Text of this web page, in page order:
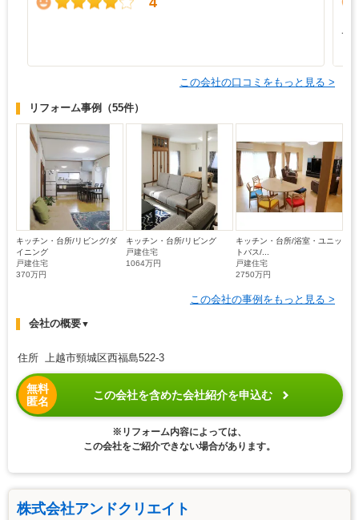
て
この会社の口コミをもっと見る >
リフォーム事例 （55件）
キッチン・台所/リビング/ダ
イニング
戸建住宅
370万円
キッチン・台所/リビング
戸建住宅
1064万円
キッチン・台所/浴室・ユニッ
トバス/...
戸建住宅
2750万円
この会社の事例をもっと見る >
会社の概要▼
住所 上越市頸城区西福島522-3
無料
匿名
この会社を含めた会社紹介を申込む
※リフォーム内容によっては、
この会社をご紹介できない場合があります。
株式会社アンドクリエイト